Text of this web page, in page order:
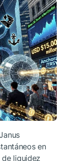
en
liquidez